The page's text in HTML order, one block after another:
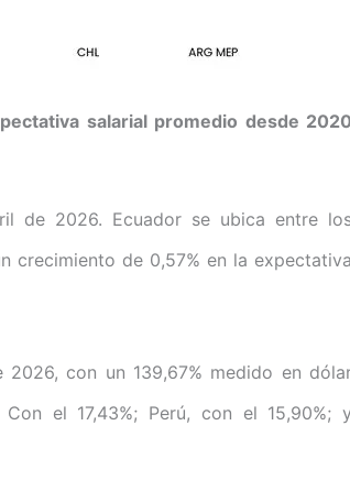
salarial promedio desde 2020
de 2026. Ecuador se ubica entre
crecimiento de 0,57% en la expectativa
con un 139,67% medido en
el 17,43%; Perú, con el 15,90%; y